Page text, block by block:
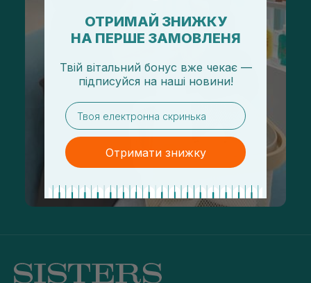
ОТРИМАЙ ЗНИЖКУ
НА ПЕРШЕ ЗАМОВЛЕНЯ
Твій вітальний бонус вже чекає —
підписуйся на наші новини!
email
Отримати знижку